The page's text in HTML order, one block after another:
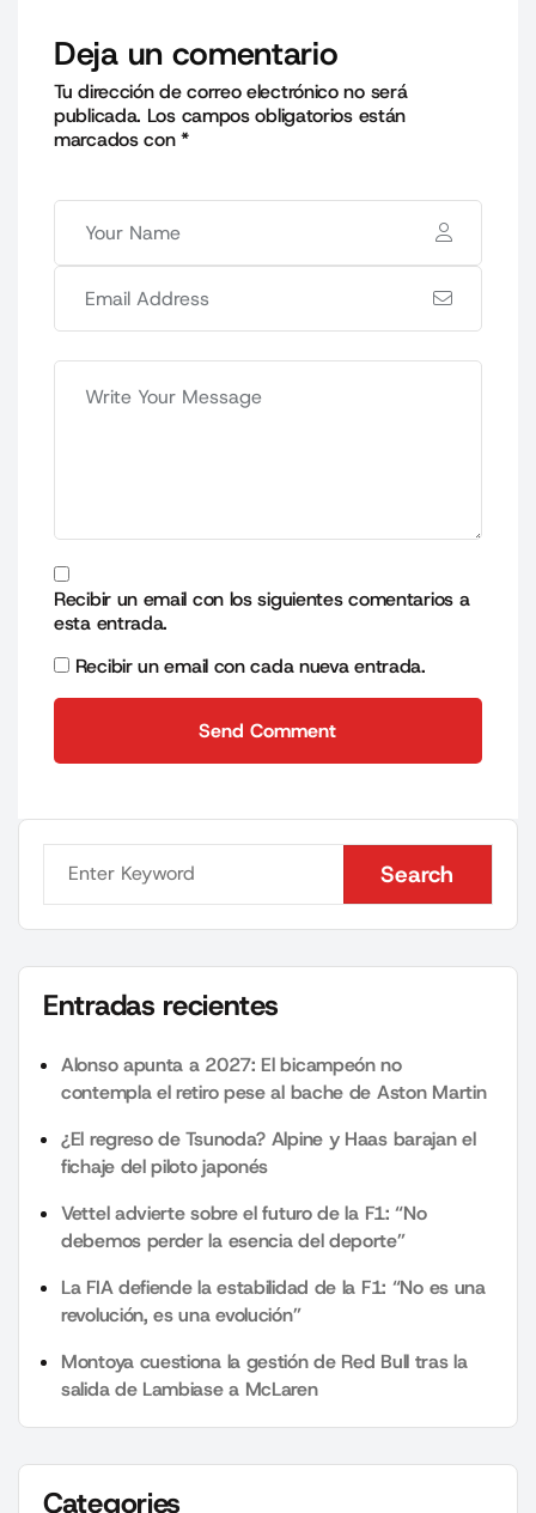
Deja un comentario
Tu dirección de correo electrónico no será
publicada. Los campos obligatorios están
marcados con*
Recibir un email con los siguientes comentarios a
esta entrada.
Recibir un email con cada nueva entrada.
Send Comment
Search
Search
Entradas recientes
Alonso apunta a 2027: El bicampeón no
contempla el retiro pese al bache de Aston Martin
¿El regreso de Tsunoda? Alpine y Haas barajan el
fichaje del piloto japonés
Vettel advierte sobre el futuro de la F1: “No
debemos perder la esencia del deporte”
La FIA defiende la estabilidad de la F1: “No es una
revolución, es una evolución”
Montoya cuestiona la gestión de Red Bull tras la
salida de Lambiase a McLaren
Categories